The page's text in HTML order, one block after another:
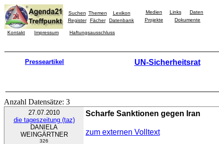
Suchen Themen
Lexikon
Register
Fächer Datenbank
Medien Links
Daten
Projekte
Dokumente
Kontakt Impressum Haftungsausschluss
Presseartikel UN-Sicherheitsrat
Anzahl Datensätze: 3
27.07.2010
die tageszeitung (taz)
DANIELA
WEINGÄRTNER
326
Scharfe Sanktionen gegen Iran
zum externen Volltext